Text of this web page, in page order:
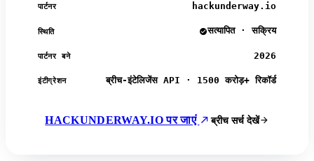
पार्टनर hackunderway.io
स्थिति सत्यापित · सक्रिय
पार्टनर बने 2026
इंटीग्रेशन ब्रीच-इंटेलिजेंस API · 1500 करोड़+ रिकॉर्ड
HACKUNDERWAY.IO पर जाएं ब्रीच सर्च देखें